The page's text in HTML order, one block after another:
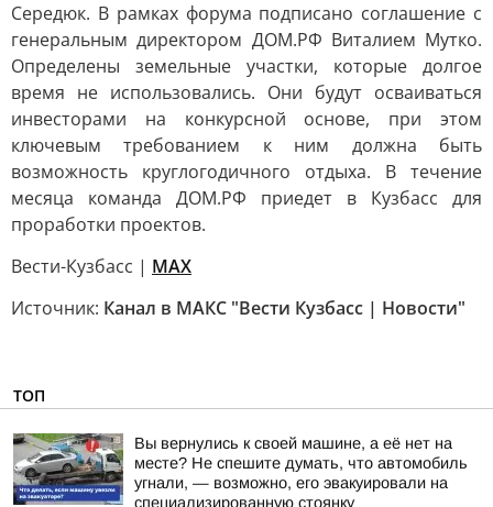
Середюк. В рамках форума подписано соглашение с
генеральным директором ДОМ.РФ Виталием Мутко.
Определены земельные участки, которые долгое
время не использовались. Они будут осваиваться
инвесторами на конкурсной основе, при этом
ключевым требованием к ним должна быть
возможность круглогодичного отдыха. В течение
месяца команда ДОМ.РФ приедет в Кузбасс для
проработки проектов.
Вести-Кузбасс | MAX
Источник: Канал в МАКС "Вести Кузбасс | Новости"
ТОП
Вы вернулись к своей машине, а её нет на
месте? Не спешите думать, что автомобиль
угнали, — возможно, его эвакуировали на
специализированную стоянку